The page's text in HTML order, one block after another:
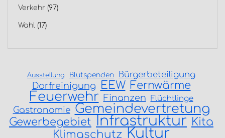
Verkehr (97)
Wahl (17)
Ausstellung Blutspenden Bürgerbeteiligung
Dorfreinigung EEW Fernwärme
Feuerwehr Finanzen Flüchtlinge
Gastronomie Gemeindevertretung
Gewerbegebiet Infrastruktur Kita
Klimaschutz Kultur